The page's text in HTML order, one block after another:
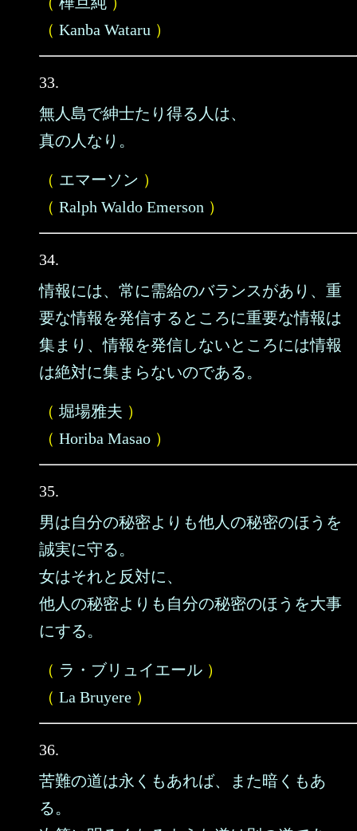
（ Kanba Wataru ）
33.
無人島で紳士たり得る人は、
真の人なり。
（ エマーソン ）
（ Ralph Waldo Emerson ）
34.
情報には、常に需給のバランスがあり、重
要な情報を発信するところに重要な情報は
集まり、情報を発信しないところには情報
は絶対に集まらないのである。
（ 堀場雅夫 ）
（ Horiba Masao ）
35.
男は自分の秘密よりも他人の秘密のほうを
誠実に守る。
女はそれと反対に、
他人の秘密よりも自分の秘密のほうを大事
にする。
（ ラ・ブリュイエール ）
（ La Bruyere ）
36.
苦難の道は永くもあれば、また暗くもあ
る。